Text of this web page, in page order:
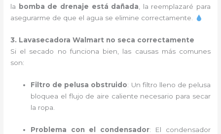
la
bomba de drenaje está dañada, la reemplazaré para
asegurarme de que el agua se elimine correctamente.
3. Lavasecadora Walmart no seca correctamente
Si el secado no funciona bien, las causas más comunes
son:
Filtro de pelusa obstruido: Un filtro lleno de pelusa
bloquea el flujo de aire caliente necesario para secar
la ropa.
Problema con el condensador: El condensador